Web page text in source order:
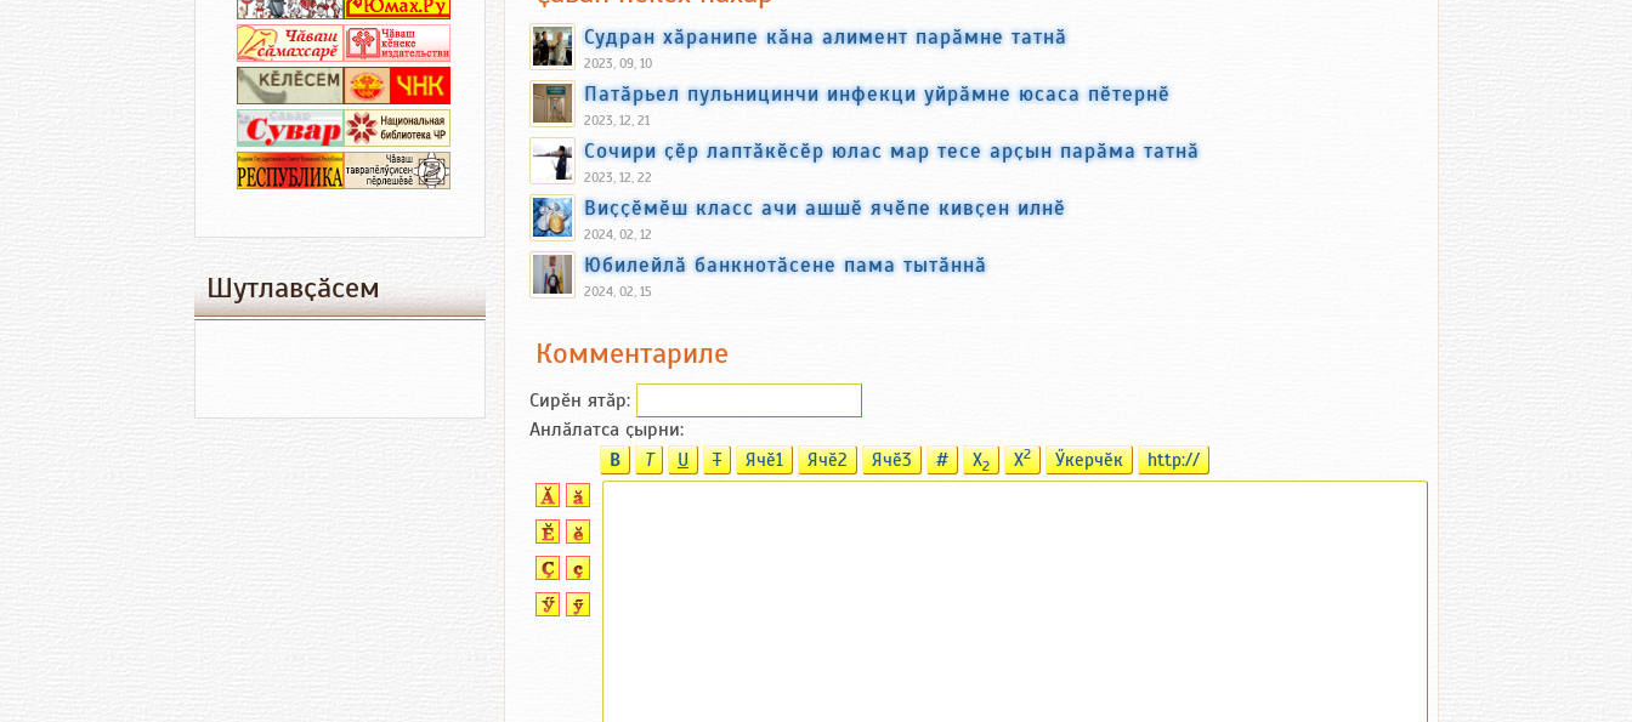
Судран хӑранипе кӑна алимент парӑмне татнӑ
2023, 09, 10
Патӑрьел пульницинчи инфекци уйрӑмне юсаса пӗтернӗ
2023, 12, 21
Сочири ҫӗр лаптӑкӗсӗр юлас мар тесе арҫын парӑма татнӑ
2023, 12, 22
Виҫҫӗмӗш класс ачи ашшӗ ячӗпе кивҫен илнӗ
2024, 02, 12
Юбилейлӑ банкнотӑсене пама тытӑннӑ
2024, 02, 15
Комментариле
Сирӗн ятӑp:
Анлӑлатса ҫырни:
B T U T Ячӗ1 Ячӗ2 Ячӗ3 # X2 X2 Ӳкерчӗк http://
Шутлавҫӑсем